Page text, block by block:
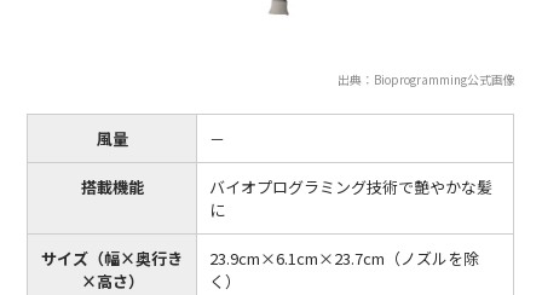
出典：Bioprogramming公式画像
風量 －
搭載機能
バイオプログラミング技術で艶やかな髪
に
サイズ（幅×奥行き
×高さ）
23.9cm×6.1cm×23.7cm（ノズルを除
く）